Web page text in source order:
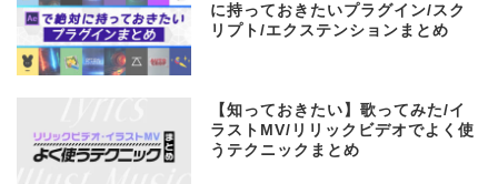
に持っておきたいプラグイン/スク
リプト/エクステンションまとめ
【知っておきたい】歌ってみた/イ
ラストMV/リリックビデオでよく使
うテクニックまとめ